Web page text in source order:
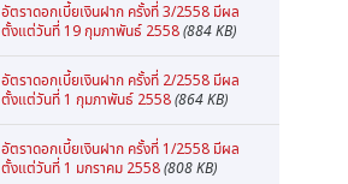
อัตราดอกเบี้ยเงินฝาก ครั้งที่ 3/2558 มีผล
ตั้งแต่วันที่ 19 กุมภาพันธ์ 2558(884 KB)
อัตราดอกเบี้ยเงินฝาก ครั้งที่ 2/2558 มีผล
ตั้งแต่วันที่ 1 กุมภาพันธ์ 2558(864 KB)
อัตราดอกเบี้ยเงินฝาก ครั้งที่ 1/2558 มีผล
ตั้งแต่วันที่ 1 มกราคม 2558(808 KB)